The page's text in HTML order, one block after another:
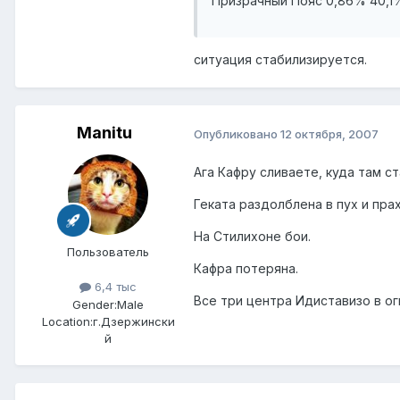
ситуация стабилизируется.
Manitu
Пользователь
6,4 тыс
Gender:Male
Location:г.Дзержински
й
Опубликовано 12 октября, 2007
Ага Кафру сливаете, куда там
Геката раздолблена в пух и
На Стилихоне бои.
Кафра потеряна.
Все три центра Идиставизо в